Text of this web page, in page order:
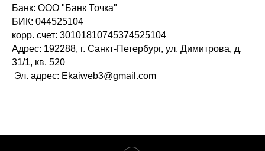
Банк: ООО "Банк Точка"
БИК: 044525104
корр. счет: 30101810745374525104
Адрес: 192288, г. Санкт-Петербург, ул. Димитрова, д.
31/1, кв. 520
Эл. адрес: Ekaiweb3@gmail.com